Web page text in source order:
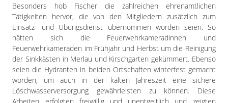
Besonders hob Fischer die zahlreichen ehrenamtlichen
Tätigkeiten hervor, die von den Mitgliedern zusätzlich zum
Einsatz- und Übungsdienst übernommen worden seien. So
hätten sich die Feuerwehrkameradinnen und
Feuerwehrkameraden im Frühjahr und Herbst um die Reinigung
der Sinkkästen in Merlau und Kirschgarten gekümmert. Ebenso
seien die Hydranten in beiden Ortschaften winterfest gemacht
worden, um auch in der kalten Jahreszeit eine sichere
Löschwasserversorgung gewährleisten zu können. Diese